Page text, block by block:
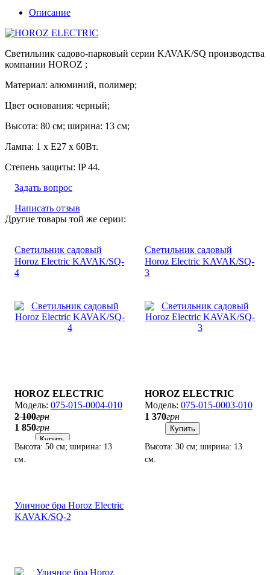
Описание
Светильник садово-парковый серии KAVAK/SQ производства
компании HOROZ ;
Материал: алюминий, полимер;
Цвет основания: черный;
Высота: 80 см; ширина: 13 см;
Лампа: 1 х Е27 х 60Вт.
Степень защиты: IP 44.
Задать вопрос
Написать отзыв
Другие товары той же серии:
Светильник садовый
Horoz Electric KAVAK/SQ-
4
HOROZ ELECTRIC
075-015-0004-010
2 100грн
1 850грн
Купить
Высота: 50 см; ширина: 13
см.
Светильник садовый
Horoz Electric KAVAK/SQ-
3
HOROZ ELECTRIC
075-015-0003-010
1 370грн
Купить
Высота: 30 см; ширина: 13
см.
Уличное бра Horoz Electric
KAVAK/SQ-2